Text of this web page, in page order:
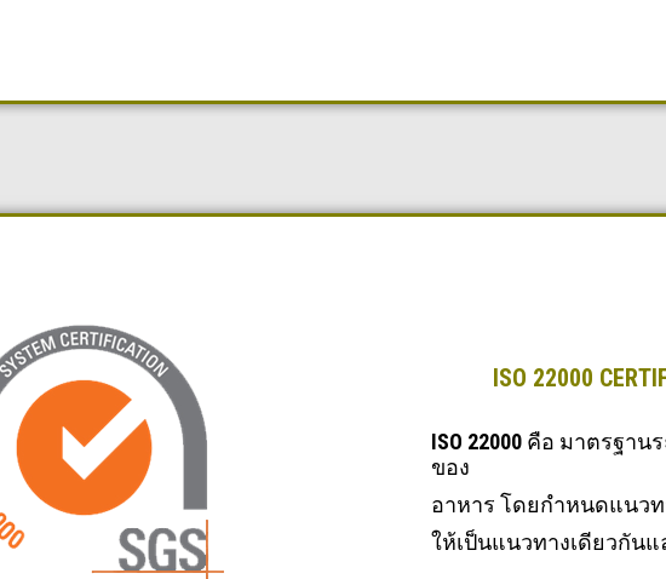
ISO 22000
ISO 22000 คือ มาตรฐาน
ของ
อาหาร โดยกำหนดแนว
ให้เป็นแนวทางเดียวกัน